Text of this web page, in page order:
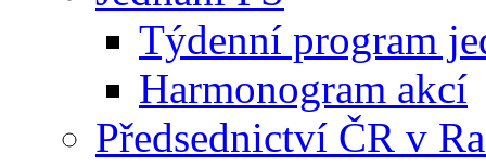
Týdenní program
Harmonogram akcí
Předsednictví ČR v